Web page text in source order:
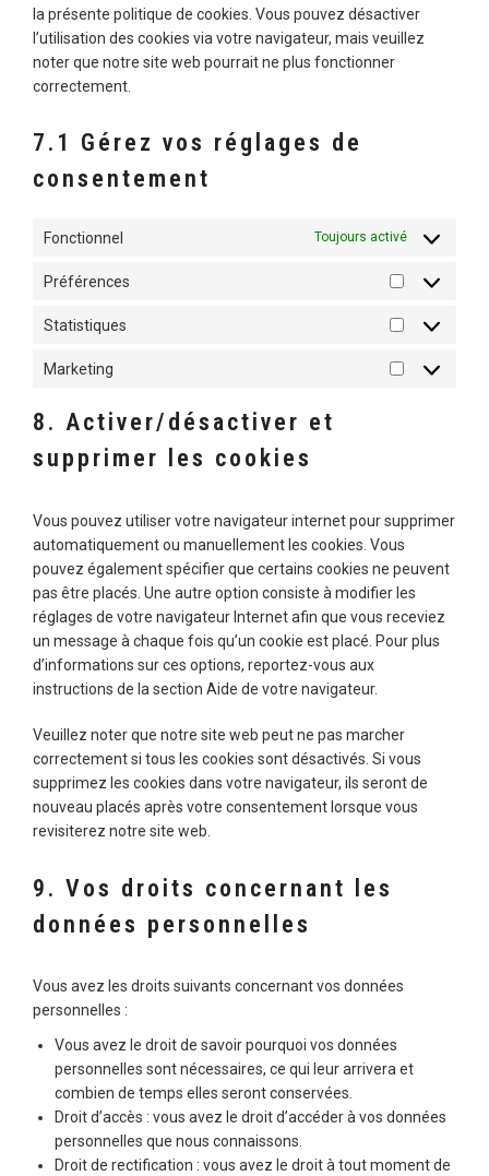
la présente politique de cookies. Vous pouvez désactiver
l’utilisation des cookies via votre navigateur, mais veuillez
noter que notre site web pourrait ne plus fonctionner
correctement.
7.1 Gérez vos réglages de
consentement
Fonctionnel Toujours activé
Préférences
Statistiques
Marketing MARKETING
8. Activer/désactiver et
supprimer les cookies
Vous pouvez utiliser votre navigateur internet pour supprimer
automatiquement ou manuellement les cookies. Vous
pouvez également spécifier que certains cookies ne peuvent
pas être placés. Une autre option consiste à modifier les
réglages de votre navigateur Internet afin que vous receviez
un message à chaque fois qu’un cookie est placé. Pour plus
d’informations sur ces options, reportez-vous aux
instructions de la section Aide de votre navigateur.
Veuillez noter que notre site web peut ne pas marcher
correctement si tous les cookies sont désactivés. Si vous
supprimez les cookies dans votre navigateur, ils seront de
nouveau placés après votre consentement lorsque vous
revisiterez notre site web.
9. Vos droits concernant les
données personnelles
Vous avez les droits suivants concernant vos données
personnelles :
Vous avez le droit de savoir pourquoi vos données
personnelles sont nécessaires, ce qui leur arrivera et
combien de temps elles seront conservées.
Droit d’accès : vous avez le droit d’accéder à vos données
personnelles que nous connaissons.
Droit de rectification : vous avez le droit à tout moment de